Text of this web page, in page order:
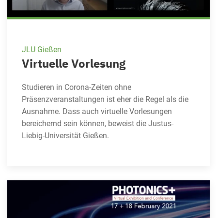
JLU Gießen
Virtuelle Vorlesung
Studieren in Corona-Zeiten ohne
Präsenzveranstaltungen ist eher die Regel als die
Ausnahme. Dass auch virtuelle Vorlesungen
bereichernd sein können, beweist die Justus-
Liebig-Universität Gießen.